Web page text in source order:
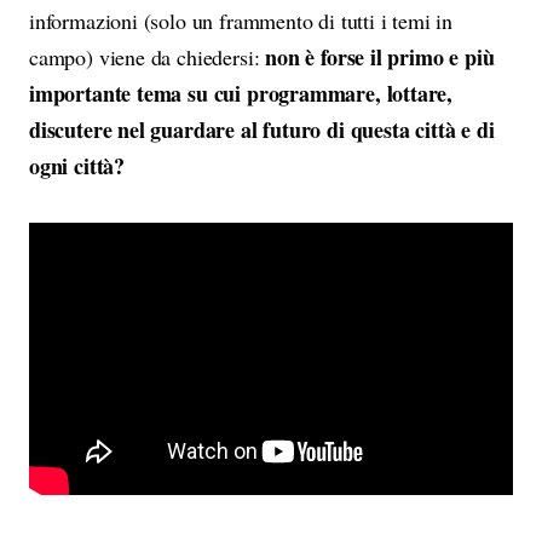
informazioni (solo un frammento di tutti i temi in
campo) viene da chiedersi:non è forse il primo e più
importante tema su cui programmare, lottare,
discutere nel guardare al futuro di questa città e di
ogni città?